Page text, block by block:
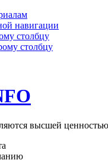
навигации
столбцу
столбцу
высшей